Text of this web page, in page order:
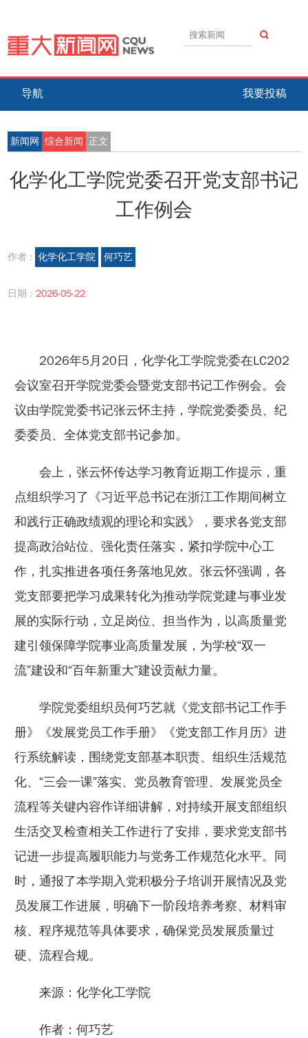
导航 我要投稿
新闻网 综合新闻 正文
化学化工学院党委召开党支部书记
工作例会
作者 : 化学化工学院 何巧艺
日期 : 2026-05-22
2026年5月20日，化学化工学院党委在LC202
会议室召开学院党委会暨党支部书记工作例会。会
议由学院党委书记张云怀主持，学院党委委员、纪
委委员、全体党支部书记参加。
会上，张云怀传达学习教育近期工作提示，重
点组织学习了《习近平总书记在浙江工作期间树立
和践行正确政绩观的理论和实践》，要求各党支部
提高政治站位、强化责任落实，紧扣学院中心工
作，扎实推进各项任务落地见效。张云怀强调，各
党支部要把学习成果转化为推动学院党建与事业发
展的实际行动，立足岗位、担当作为，以高质量党
建引领保障学院事业高质量发展，为学校“双一
流”建设和“百年新重大”建设贡献力量。
学院党委组织员何巧艺就《党支部书记工作手
册》《发展党员工作手册》《党支部工作月历》进
行系统解读，围绕党支部基本职责、组织生活规范
化、“三会一课”落实、党员教育管理、发展党员全
流程等关键内容作详细讲解，对持续开展支部组织
生活交叉检查相关工作进行了安排，要求党支部书
记进一步提高履职能力与党务工作规范化水平。同
时，通报了本学期入党积极分子培训开展情况及党
员发展工作进展，明确下一阶段培养考察、材料审
核、程序规范等具体要求，确保党员发展质量过
硬、流程合规。
来源：化学化工学院
作者：何巧艺